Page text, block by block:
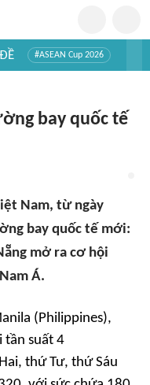
#ASEAN Cup 2026
bay quốc tế
Nam, từ ngày
bay quốc tế mới:
mở ra cơ hội
Á.
(Philippines),
tần suất 4
thứ Tư, thứ Sáu